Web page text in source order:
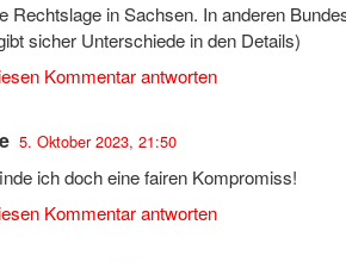
Rechtslage in Sachsen. In anderen
sicher Unterschiede in den Details)
Kommentar antworten
5. Oktober 2023, 21:50
ich doch eine fairen Kompromiss!
Kommentar antworten